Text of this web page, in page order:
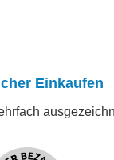
Einkaufen